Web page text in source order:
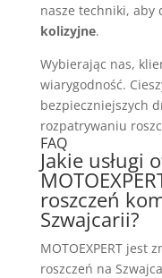
nasze techniki, aby
kolizyjne.
Wybierając nas,
wiarygodność.
bezpieczniejszych
rozpatrywaniu
FAQ
Jakie usługi
roszczeń
Szwajcarii?
MOTOEXPERT jest
roszczeń na